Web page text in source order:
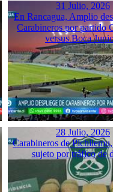
31 Julio, 2026
En Rancagua, Amplio
Carabineros por partido
versus Boca
28 Julio, 2026
Carabineros de
sujeto por tráfico de